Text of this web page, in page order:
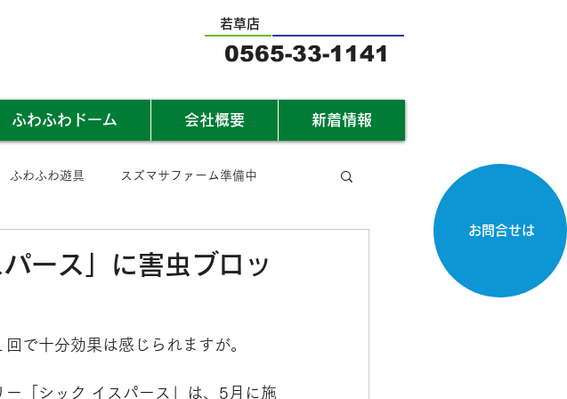
お問合せは
若草店
0565-33-1141
ふわふわドーム 会社概要 新着情報
ふわふわ遊具 スズマサファーム準備中
ース」に害虫ブロッ
で十分効果は感じられますが。
「シック イスパース」は、5月に施